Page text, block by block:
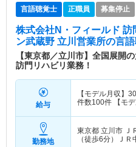
言語聴覚士 正職員 募集停止
株式会社N・フィールド
ン武蔵野 立川営業所の言
【東京都／立川市】全国展開
訪門リハビリ業務！
給与
【モデル月収】
件数100件 【モデ
勤務地
東京都 立川市 Ｊ
（徒歩6分）Ｊ